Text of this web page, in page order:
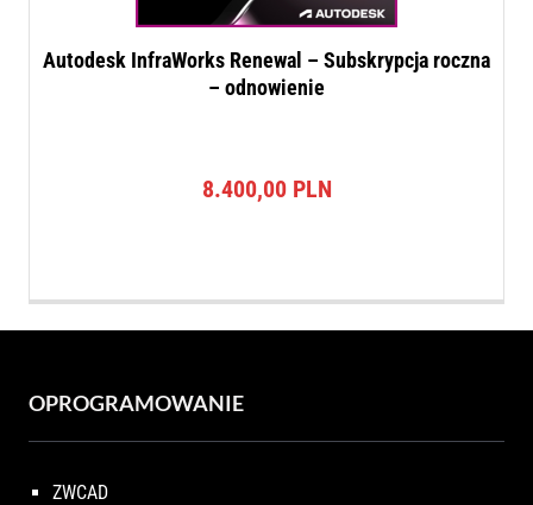
Autodesk InfraWorks Renewal – Subskrypcja roczna
– odnowienie
8.400,00 PLN
OPROGRAMOWANIE
ZWCAD